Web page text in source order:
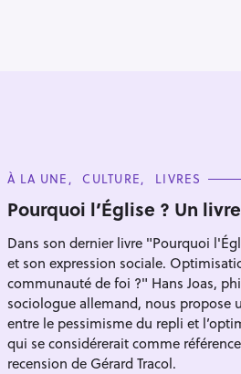
C
T
E
O
R
I
E
S
À LA UNE CULTURE LIVRES
Pourquoi l’Église ? Un
Dans son dernier livre "Pourquoi
et son expression sociale.
communauté de foi ?" Hans Joas,
sociologue allemand, nous propose
entre le pessimisme du repli et
qui se considérerait comme
recension de Gérard Tracol.